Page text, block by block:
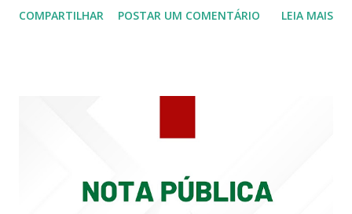
Siqueira Amorim faleceu em 28 de fevereiro e encerrou a
COMPARTILHAR POSTAR UM COMENTÁRIO LEIA MAIS